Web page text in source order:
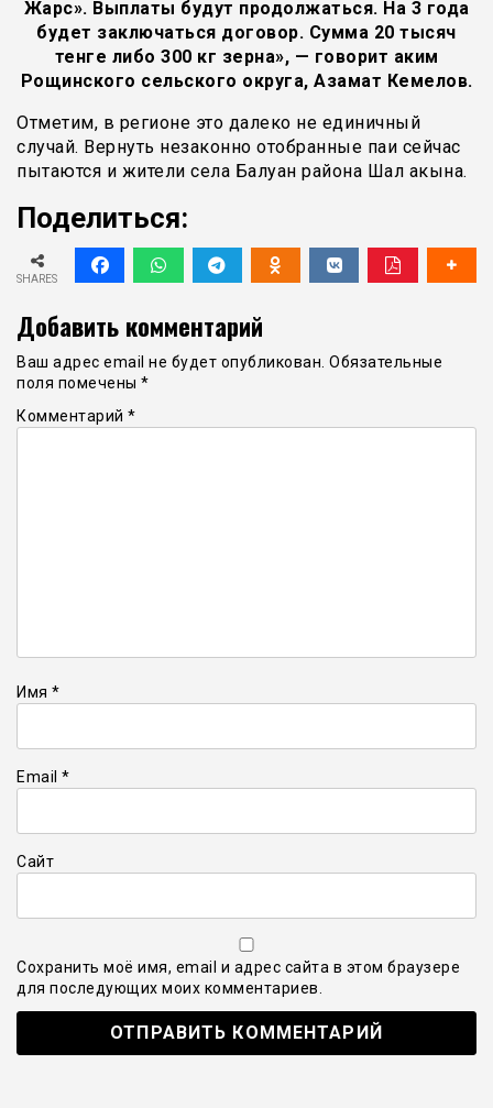
Жарс». Выплаты будут продолжаться. На 3 года
будет заключаться договор. Сумма 20 тысяч
тенге либо 300 кг зерна», — говорит аким
Рощинского сельского округа, Азамат Кемелов.
Отметим, в регионе это далеко не единичный
случай. Вернуть незаконно отобранные паи сейчас
пытаются и жители села Балуан района Шал акына.
Поделиться:
SHARES
Добавить комментарий
Ваш адрес email не будет опубликован. Обязательные
поля помечены *
Комментарий *
Имя *
Email *
Сайт
Сохранить моё имя, email и адрес сайта в этом браузере
для последующих моих комментариев.